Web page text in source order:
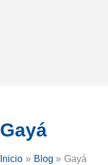
Gayá
Inicio Blog Gayá